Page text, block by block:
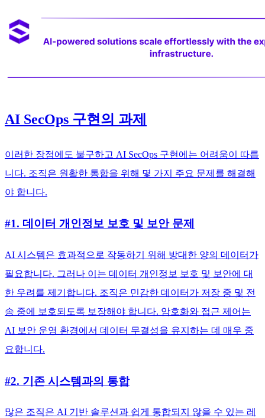
AI SecOps 구현의 과제
이러한 장점에도 불구하고 AI SecOps 구현에는 어려움이 따릅
니다. 조직은 원활한 통합을 위해 몇 가지 주요 문제를 해결해
야 합니다.
#1. 데이터 개인정보 보호 및 보안 문제
AI 시스템은 효과적으로 작동하기 위해 방대한 양의 데이터가
필요합니다. 그러나 이는 데이터 개인정보 보호 및 보안에 대
한 우려를 제기합니다. 조직은 민감한 데이터가 저장 중 및 전
송 중에 보호되도록 보장해야 합니다. 암호화와 접근 제어는
AI 보안 운영 환경에서 데이터 무결성을 유지하는 데 매우 중
요합니다.
#2. 기존 시스템과의 통합
많은 조직은 AI 기반 솔루션과 쉽게 통합되지 않을 수 있는 레